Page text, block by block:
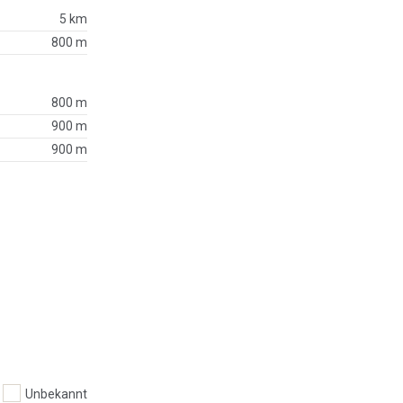
5 km
800 m
800 m
900 m
900 m
Unbekannt